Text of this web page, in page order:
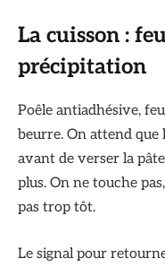
La cuisson :
précipitation
Poêle antiadhésive,
beurre. On attend que
avant de verser la
plus. On ne touche
pas trop tôt.
Le signal pour